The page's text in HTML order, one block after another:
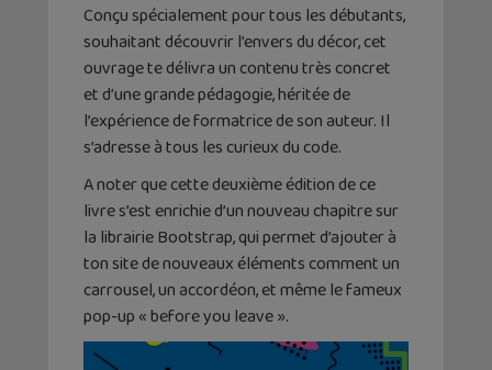
Conçu spécialement pour tous les débutants,
souhaitant découvrir l’envers du décor, cet
ouvrage te délivra un contenu très concret
et d’une grande pédagogie, héritée de
l’expérience de formatrice de son auteur. Il
s’adresse à tous les curieux du code.
A noter que cette deuxième édition de ce
livre s’est enrichie d’un nouveau chapitre sur
la librairie Bootstrap, qui permet d’ajouter à
ton site de nouveaux éléments comment un
carrousel, un accordéon, et même le fameux
pop-up « before you leave ».